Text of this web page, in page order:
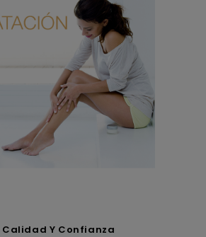
Calidad Y Confianza